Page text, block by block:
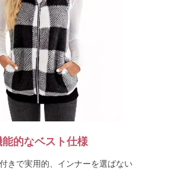
能的なベスト仕様
きで実用的、インナーを選ばない